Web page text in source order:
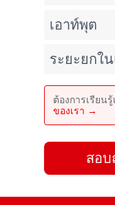
เอาท์พุต
ระยะยกใ
ต้องการเรียน
ของเรา →
สอบ